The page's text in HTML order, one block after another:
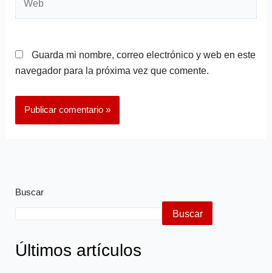
Guarda mi nombre, correo electrónico y web en este
navegador para la próxima vez que comente.
Buscar
Buscar
Últimos artículos